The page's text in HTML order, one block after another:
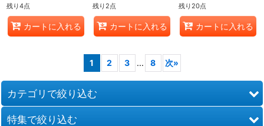
残り4点
カートに入れる
残り2点
カートに入れる
残り20点
カートに入れる
1 2 3 ... 8 次»
カテゴリで絞り込む
特集で絞り込む